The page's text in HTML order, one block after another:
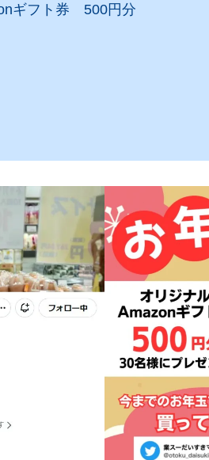
ト券 500円分